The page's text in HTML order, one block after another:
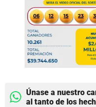
Únase a nuestro
al tanto de los